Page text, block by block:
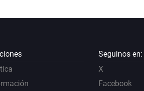
Seguinos en:
X
Facebook